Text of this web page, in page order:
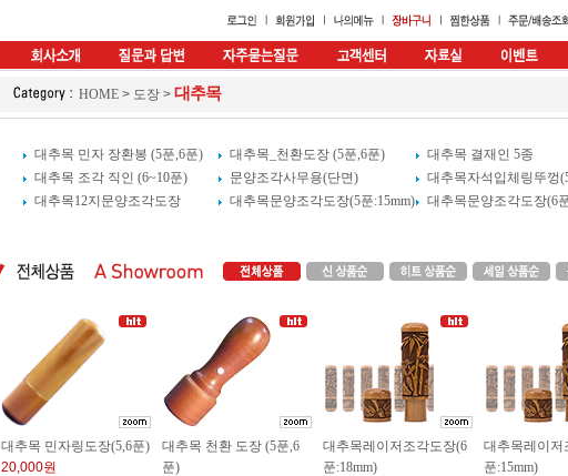
HOME > 도장 > 대추목
대추목 민자 장환봉 (5푼,6푼) 대추목_천환도장 (5푼,6푼) 대추목 결재인 5종
대추목 조각 직인 (6~10푼)
문양조각사무용(단면) 대추목자석입체링뚜껑
대추목12지문양조각도장
대추목문양조각도장(5푼:15mm) 대추목문양조각도장(6
대추목 민자링도장(5,6푼)
20,000원
대추목 천환 도장 (5푼,6
푼)
대추목레이저조각도장(6
푼:18mm)
대추목레이저
푼:15mm)